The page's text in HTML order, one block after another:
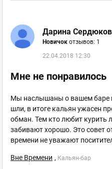
Дарина
Новичок отзывов: 1
22.04.2018 12:30
Мне не понравилось
Мы наслышаны о вашем баре
шли, в итоге кальян ужасен
обман. Тем кто любит курить
забивают хорошо. Это совет
времени не уважают
Вне Времени , Кальян-бар